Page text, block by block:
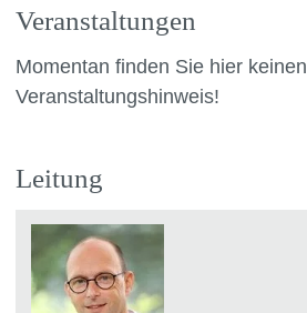
Veranstaltungen
Momentan finden Sie hier keinen
Veranstaltungshinweis!
Leitung